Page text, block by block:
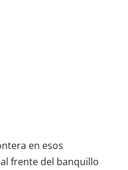
en esos
frente del banquillo